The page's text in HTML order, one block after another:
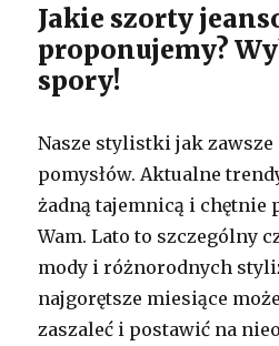
Jakie szorty
proponujemy?
spory!
Nasze stylistki jak zawsze
pomysłów. Aktualne
żadną tajemnicą i chętnie
Wam. Lato to szczególny
mody i różnorodnych
najgorętsze miesiące
zaszaleć i postawić na